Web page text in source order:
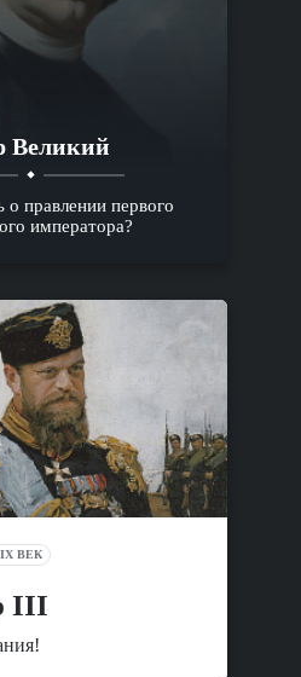
Великий
правлении первого
императора?
ВЕК
III